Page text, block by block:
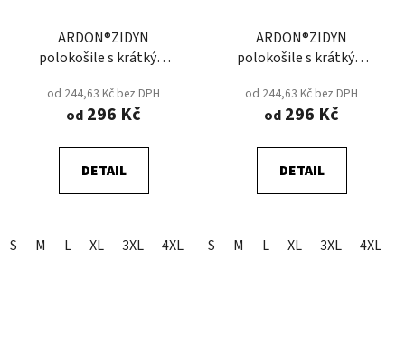
ARDON®ZIDYN
polokošile s krátkým
od 244,63 Kč bez DPH
od 296 Kč
DETAIL
S M L XL 3XL 4XL 5XL 2XL
ARDON®ZIDYN
polokošile s krátkým
od 244,63 Kč bez DPH
od 296 Kč
DETAIL
S M L XL 3XL 4XL